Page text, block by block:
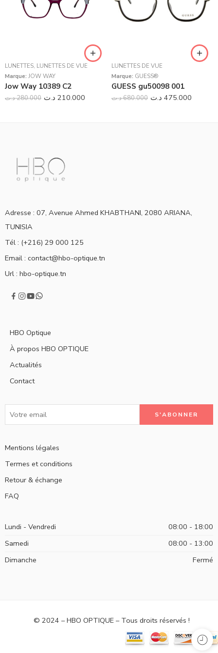
LUNETTES, LUNETTES DE VUE
Marque: JOW WAY
Jow Way 10389 C2
280.000د.ت 210.000 د.ت
LUNETTES DE VUE
Marque: GUESS®
GUESS gu50098 001
680.000د.ت 475.000 د.ت
Adresse : 07, Avenue Ahmed KHABTHANI, 2080 ARIANA,
TUNISIA
Tél : (+216) 29 000 125
Email : contact@hbo-optique.tn
Url : hbo-optique.tn
HBO Optique
À propos HBO OPTIQUE
Actualités
Contact
Mentions légales
Termes et conditions
Retour & échange
FAQ
Lundi - Vendredi
08:00 - 18:00
Samedi
08:00 - 13:00
Dimanche
Fermé
© 2024 – HBO OPTIQUE – Tous droits réservés !